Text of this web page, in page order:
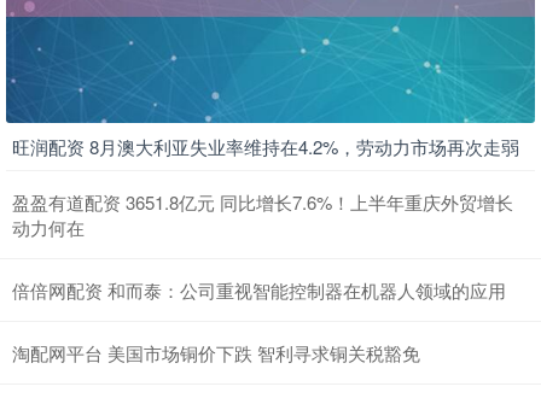
旺润配资 8月澳大利亚失业率维持在4.2%，劳动力市场再次走弱
盈盈有道配资 3651.8亿元 同比增长7.6%！上半年重庆外贸增长
动力何在
倍倍网配资 和而泰：公司重视智能控制器在机器人领域的应用
淘配网平台 美国市场铜价下跌 智利寻求铜关税豁免